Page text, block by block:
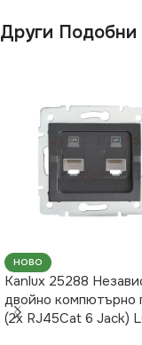
Други Подобни
НОВО
Kanlux 25288
двойно компютърно
(2x RJ45Cat 6 Jack)